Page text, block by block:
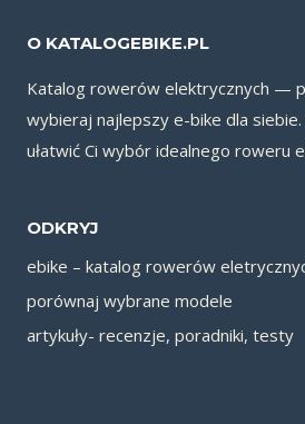
O KATALOGEBIKE.PL
Katalog rowerów elektrycznych —
wybieraj najlepszy e-bike dla
ułatwić Ci wybór idealnego roweru
ODKRYJ
ebike – katalog rowerów
porównaj wybrane modele
artykuły- recenzje, poradniki, testy